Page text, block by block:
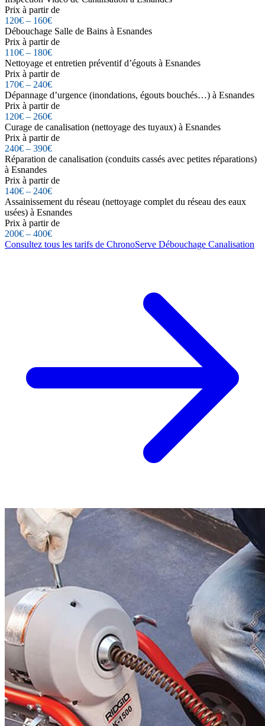
Prix à partir de
120€ – 160€
Débouchage Salle de Bains à Esnandes
Prix à partir de
110€ – 180€
Nettoyage et entretien préventif d’égouts à Esnandes
Prix à partir de
170€ – 240€
Dépannage d’urgence (inondations, égouts bouchés…) à Esnandes
Prix à partir de
120€ – 260€
Curage de canalisation (nettoyage des tuyaux) à Esnandes
Prix à partir de
240€ – 390€
Réparation de canalisation (conduits cassés avec petites réparations)
à Esnandes
Prix à partir de
140€ – 240€
Assainissement du réseau (nettoyage complet du réseau des eaux
usées) à Esnandes
Prix à partir de
200€ – 400€
Consultez tous les tarifs de ChronoServe Débouchage Canalisation